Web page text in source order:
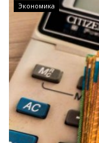
ПАВЛОДАРСКАЯ
КАЗАХСТАН
МИР
СПЕЦПРОЕКТЫ
СПОРТ
Экономика